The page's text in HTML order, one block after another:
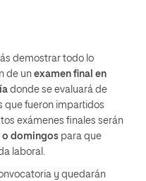
demostrar todo lo
de un examen final en
donde se evaluará de
que fueron impartidos
exámenes finales serán
o domingos para que
laboral.
y quedarán